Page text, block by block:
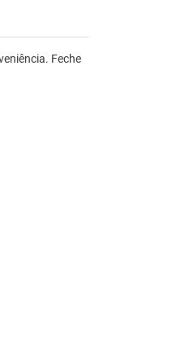
Feche